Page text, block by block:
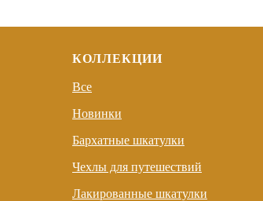
КОЛЛЕКЦИИ
Все
Новинки
Бархатные шкатулки
Чехлы для путешествий
Лакированные шкатулки